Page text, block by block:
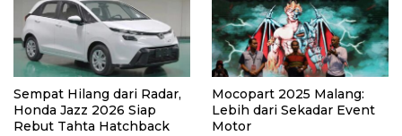
Sempat Hilang dari Radar,
Honda Jazz 2026 Siap
Rebut Tahta Hatchback
Mocopart 2025 Malang:
Lebih dari Sekadar Event
Motor